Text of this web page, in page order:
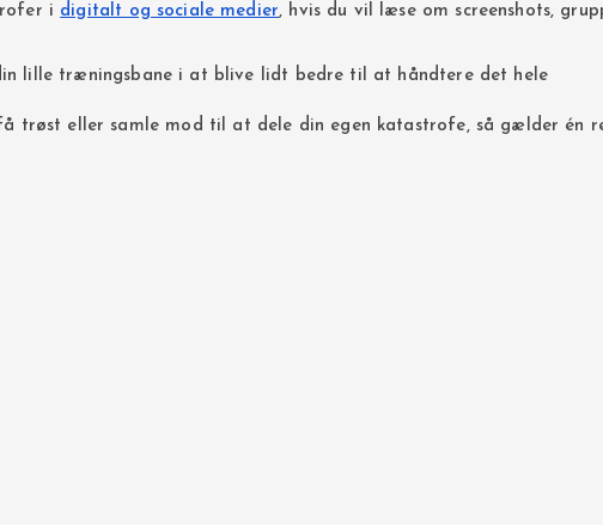
i digitalt og sociale medier, hvis du vil læse om screenshots,
lille træningsbane i at blive lidt bedre til at håndtere det hele
trøst eller samle mod til at dele din egen katastrofe, så gælder én